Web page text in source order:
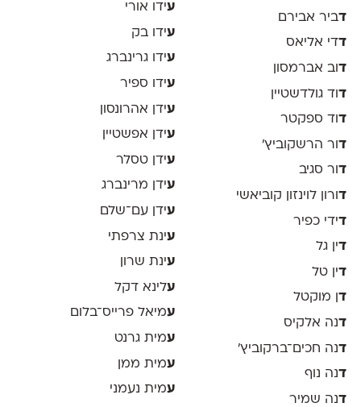
דביר אבירם
דדי אליאס
דוב אברמסון
דוד גולדשטיין
דוד ספקטר
דור הרשקוביץ׳
דור סגיב
דורון לוינזון קוביאשי
דידי כפיר
דין גל
דין טל
דן מוקטל
דנה אלקיס
דנה חכים־ברקוביץ׳
דנה נוף
דנה שמיר
עידו אורי
עידו בק
עידו גרינברג
עידו ספיר
עידן אהרונסון
עידן אפשטיין
עידן טסלר
עידן מרינברג
עידן עם־שלם
עינת צרפתי
עינת שרון
עלינא דקל
עמיאל פרייס־בלום
עמית גרנט
עמית ממן
עמית נעמני